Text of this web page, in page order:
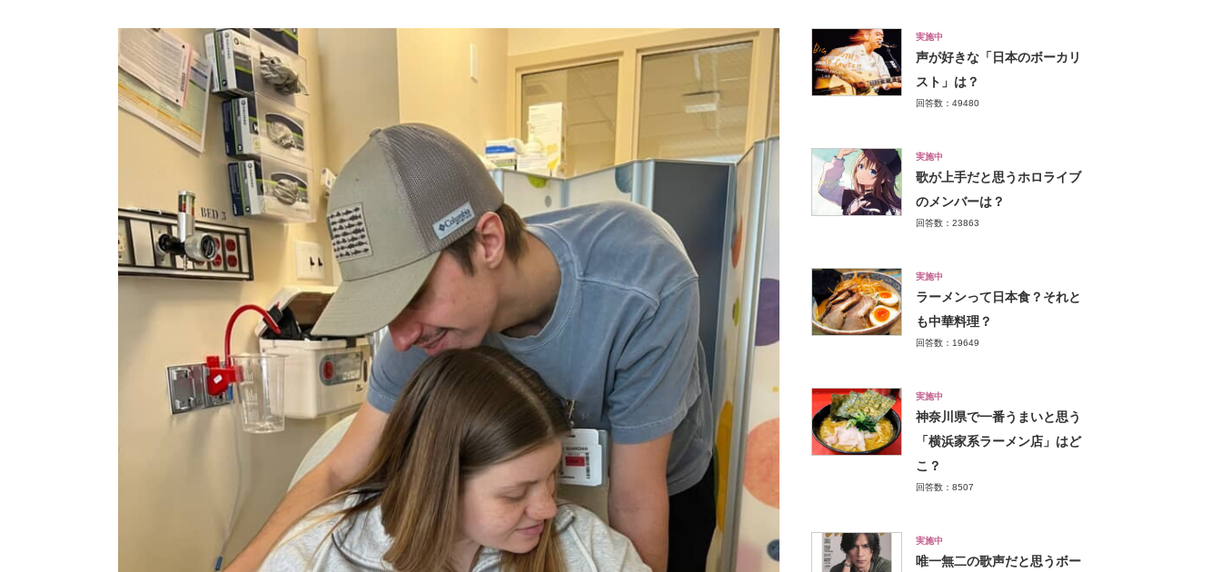
実施中
声が好きな「日本のボーカリ
スト」は？
回答数：49480
実施中
歌が上手だと思うホロライブ
のメンバーは？
回答数：23863
実施中
ラーメンって日本食？それと
も中華料理？
回答数：19649
実施中
神奈川県で一番うまいと思う
「横浜家系ラーメン店」はど
こ？
回答数：8507
実施中
唯一無二の歌声だと思うボー